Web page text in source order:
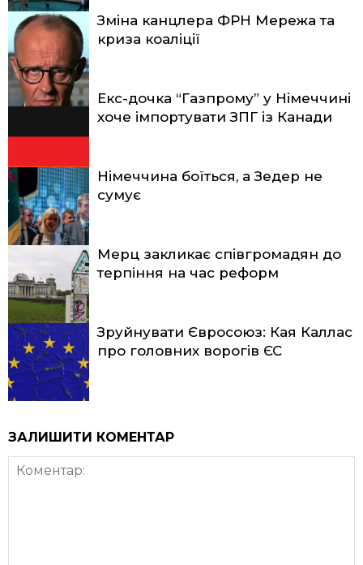
Зміна канцлера ФРН Мережа та
криза коаліції
Екс-дочка “Газпрому” у Німеччині
хоче імпортувати ЗПГ із Канади
Німеччина боїться, а Зедер не
сумує
Мерц закликає співгромадян до
терпіння на час реформ
Зруйнувати Євросоюз: Кая Каллас
про головних ворогів ЄС
ЗАЛИШИТИ КОМЕНТАР